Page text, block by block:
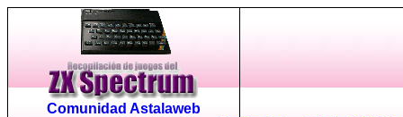
Comunidad Astalaweb